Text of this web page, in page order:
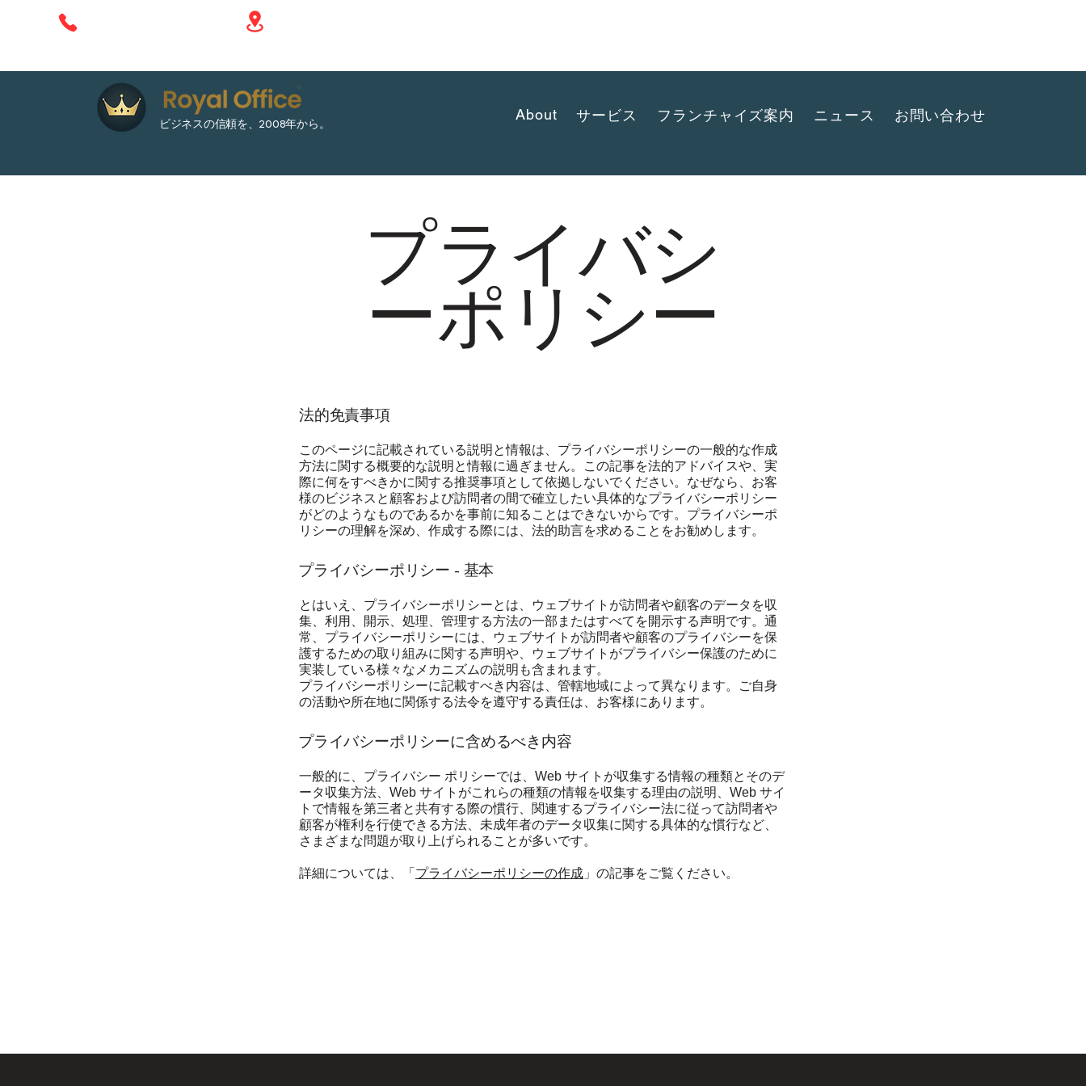
ビジネスの信頼を、2008年から。
About サービス フランチャイズ案内 ニュース お問い合わせ
プライバシ
ーポリシー
法的免責事項
このページに記載されている説明と情報は、プライバシーポリシーの一般的な作成
方法に関する概要的な説明と情報に過ぎません。この記事を法的アドバイスや、実
際に何をすべきかに関する推奨事項として依拠しないでください。なぜなら、お客
様のビジネスと顧客および訪問者の間で確立したい具体的なプライバシーポリシー
がどのようなものであるかを事前に知ることはできないからです。プライバシーポ
リシーの理解を深め、作成する際には、法的助言を求めることをお勧めします。
プライバシーポリシー - 基本
とはいえ、プライバシーポリシーとは、ウェブサイトが訪問者や顧客のデータを収
集、利用、開示、処理、管理する方法の一部またはすべてを開示する声明です。通
常、プライバシーポリシーには、ウェブサイトが訪問者や顧客のプライバシーを保
護するための取り組みに関する声明や、ウェブサイトがプライバシー保護のために
実装している様々なメカニズムの説明も含まれます。
プライバシーポリシーに記載すべき内容は、管轄地域によって異なります。ご自身
の活動や所在地に関係する法令を遵守する責任は、お客様にあります。
プライバシーポリシーに含めるべき内容
一般的に、プライバシー ポリシーでは、Web サイトが収集する情報の種類とそのデ
ータ収集方法、Web サイトがこれらの種類の情報を収集する理由の説明、Web サイ
トで情報を第三者と共有する際の慣行、関連するプライバシー法に従って訪問者や
顧客が権利を行使できる方法、未成年者のデータ収集に関する具体的な慣行など、
さまざまな問題が取り上げられることが多いです。
詳細については、「 プライバシーポリシーの作成 」の記事をご覧ください。